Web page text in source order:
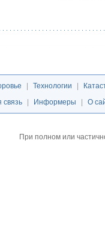
| Технологии |
связь | Информеры | О
При полном или